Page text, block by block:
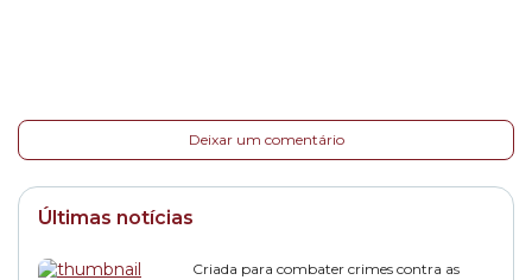
Deixar um comentário
Últimas notícias
Criada para combater crimes contra as